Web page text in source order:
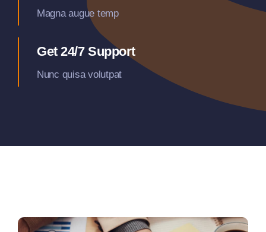
Magna augue temp
Get 24/7 Support
Nunc quisa volutpat